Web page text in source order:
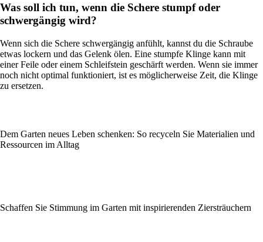
Was soll ich tun, wenn die Schere stumpf oder
schwergängig wird?
Wenn sich die Schere schwergängig anfühlt, kannst du die Schraube
etwas lockern und das Gelenk ölen. Eine stumpfe Klinge kann mit
einer Feile oder einem Schleifstein geschärft werden. Wenn sie immer
noch nicht optimal funktioniert, ist es möglicherweise Zeit, die Klinge
zu ersetzen.
Dem Garten neues Leben schenken: So recyceln Sie Materialien und
Ressourcen im Alltag
Schaffen Sie Stimmung im Garten mit inspirierenden Ziersträuchern